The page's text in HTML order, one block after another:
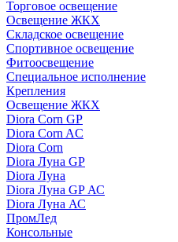
Торговое освещение
Освещение ЖКХ
Складское освещение
Спортивное освещение
Фитоосвещение
Специальное исполнение
Крепления
Освещение ЖКХ
Diora Corn GP
Diora Corn AC
Diora Corn
Diora Луна GP
Diora Луна
Diora Луна GP АС
Diora Луна АС
ПромЛед
Консольные